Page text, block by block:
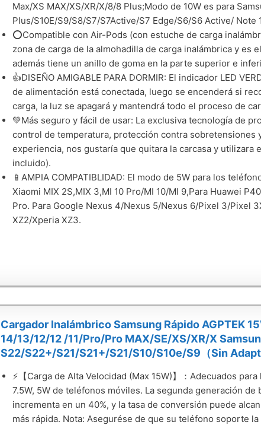
Max/XS MAX/XS/XR/X/8/8 Plus;Modo de 10W es para
Plus/S10E/S9/S8/S7/S7Active/S7 Edge/S6/S6 Active/
⭕Compatible con Air-Pods (con estuche de carga
zona de carga de la almohadilla de carga inalámbrica y es
además tiene un anillo de goma en la parte superior e
👍DISEÑO AMIGABLE PARA DORMIR: El indicador LED
de alimentación está conectada, luego se encenderá si
carga, la luz se apagará y mantendrá todo el proceso de
💚Más seguro y fácil de usar: La exclusiva tecnología de
control de temperatura, protección contra
experiencia, nos gustaría que quitara la carcasa y utilizara
incluido).
📱AMPIA COMPATIBLIDAD: El modo de 5W para los
Xiaomi MIX 2S,MIX 3,MI 10 Pro/MI 10/MI 9,Para Huawei
Pro. Para Google Nexus 4/Nexus 5/Nexus 6/Pixel 3/Pixel
XZ2/Xperia XZ3.
Cargador Inalámbrico Samsung Rápido AGPTEK
14/13/12/12 /11/Pro/Pro MAX/SE/XS/XR/X
S22/S22+/S21/S21+/S21/S10/S10e/S9（Sin
⚡【Carga de Alta Velocidad (Max 15W)】：Adecuados
7.5W, 5W de teléfonos móviles. La segunda generación
incrementa en un 40%, y la tasa de conversión puede
más rápida. Nota: Asegurése de que su teléfono soporte